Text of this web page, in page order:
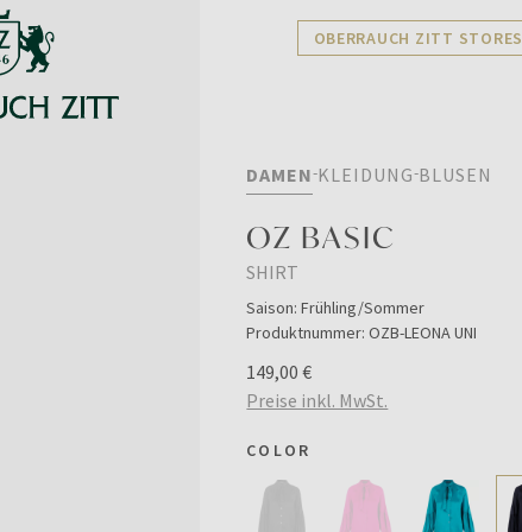
OBERRAUCH ZITT STORES
DAMEN KLEIDUNG BLUSEN
OZ BASIC
SHIRT
Saison: Frühling/Sommer
Produktnummer:OZB-LEONA UNI
149,00 €
Preise inkl. MwSt.
COLOR